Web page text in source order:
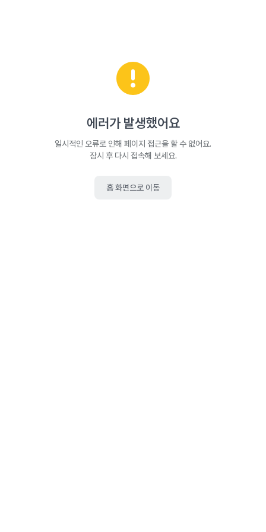
에러가 발생했어요
일시적인 오류로 인해 페이지 접근을 할 수 없어요.
잠시 후 다시 접속해 보세요.
홈 화면으로 이동